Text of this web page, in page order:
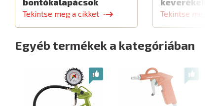
Tekintse meg a cikket Tekintse meg a
Egyéb termékek a kategóriában